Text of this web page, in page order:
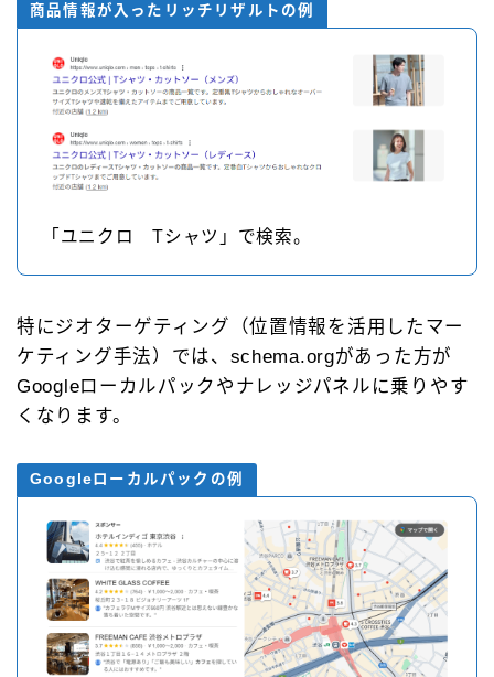
商品情報が入ったリッチリザルトの例
「ユニクロ Tシャツ」で検索。
特にジオターゲティング（位置情報を活用したマー
ケティング手法）では、schema.orgがあった方が
Googleローカルパックやナレッジパネルに乗りやす
くなります。
Googleローカルパックの例